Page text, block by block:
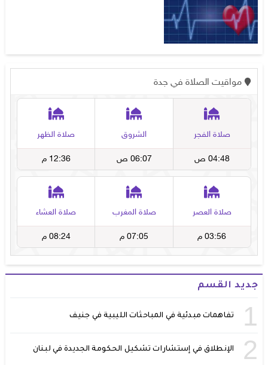
جديد القسم
1 تفاهمات مبدئية في المباحثات الليبية في جنيف
2 الإنطلاق في إستشارات تشكيل الحكومة الجديدة في لبنان